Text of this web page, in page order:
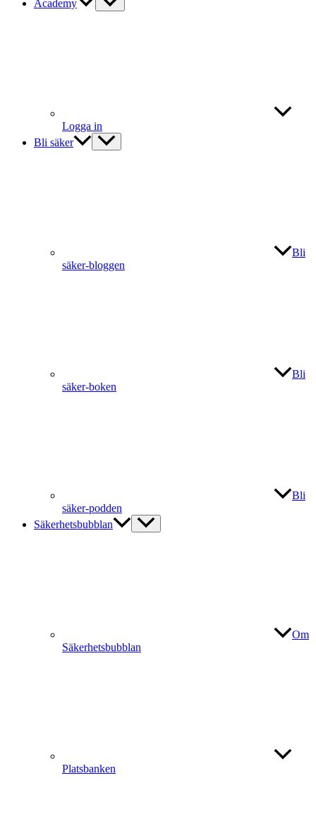
Academy
Logga in
Bli säker
Bli
säker-bloggen
Bli
säker-boken
Bli
säker-podden
Säkerhetsbubblan
Om
Säkerhetsbubblan
Platsbanken